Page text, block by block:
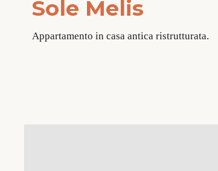
Sole Melis
Appartamento in casa antica ristrutturata.